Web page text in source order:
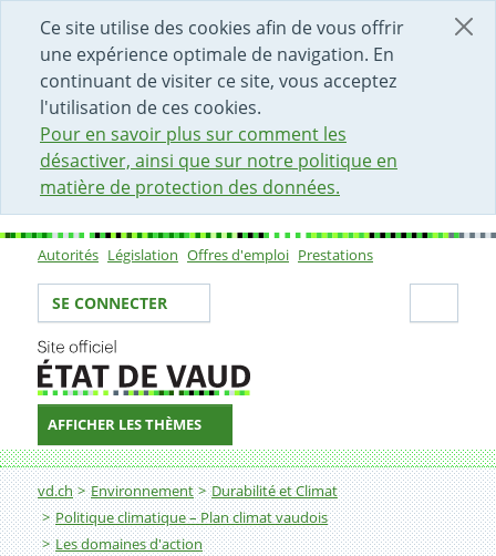
Ce site utilise des cookies afin de vous offrir
une expérience optimale de navigation. En
continuant de visiter ce site, vous acceptez
l'utilisation de ces cookies.
Pour en savoir plus sur comment les
désactiver, ainsi que sur notre politique en
matière de protection des données.
DÉBUT DU CONTENU DE LA PAGE
ACCÈS AU CHAMP DE RECHERCHE
PAGE D'ACCUEIL
FORMULAIRE DE CONTACT
Sous-navigation
Autorités Législation Offres d'emploi Prestations
Votre identité
SE CONNECTER
AFFICHER LES THÈMES
Fil d'Ariane
vd.ch Environnement
Durabilité et Climat
Politique climatique – Plan climat vaudois
Les domaines d'action
Mobilité